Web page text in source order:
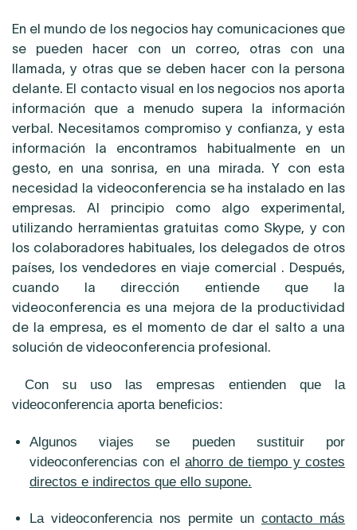
En el mundo de los negocios hay comunicaciones que
se pueden hacer con un correo, otras con una
llamada, y otras que se deben hacer con la persona
delante. El contacto visual en los negocios nos aporta
información que a menudo supera la información
verbal. Necesitamos compromiso y confianza, y esta
información la encontramos habitualmente en un
gesto, en una sonrisa, en una mirada. Y con esta
necesidad la videoconferencia se ha instalado en las
empresas. Al principio como algo experimental,
utilizando herramientas gratuitas como Skype, y con
los colaboradores habituales, los delegados de otros
países, los vendedores en viaje comercial . Después,
cuando la dirección entiende que la
videoconferencia es una mejora de la productividad
de la empresa, es el momento de dar el salto a una
solución de videoconferencia profesional.
Con su uso las empresas entienden que la
videoconferencia aporta beneficios:
Algunos viajes se pueden sustituir por
videoconferencias con elahorro de tiempo y costes
directos e indirectos que ello supone.
La videoconferencia nos permite un contacto más